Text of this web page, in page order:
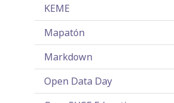
KEME
Mapatón
Markdown
Open Data Day